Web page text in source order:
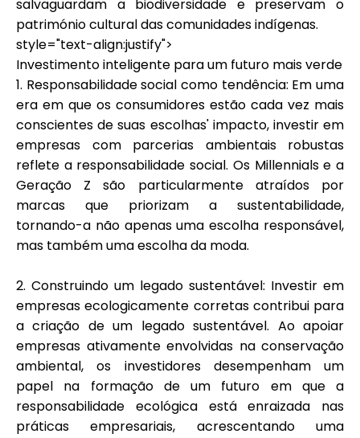
salvaguardam a biodiversidade e preservam o
património cultural das comunidades indígenas.
style="text-align:justify">
Investimento inteligente para um futuro mais verde
1. Responsabilidade social como tendência: Em uma
era em que os consumidores estão cada vez mais
conscientes de suas escolhas' impacto, investir em
empresas com parcerias ambientais robustas
reflete a responsabilidade social. Os Millennials e a
Geração Z são particularmente atraídos por
marcas que priorizam a sustentabilidade,
tornando-a não apenas uma escolha responsável,
mas também uma escolha da moda.
2. Construindo um legado sustentável: Investir em
empresas ecologicamente corretas contribui para
a criação de um legado sustentável. Ao apoiar
empresas ativamente envolvidas na conservação
ambiental, os investidores desempenham um
papel na formação de um futuro em que a
responsabilidade ecológica está enraizada nas
práticas empresariais, acrescentando uma